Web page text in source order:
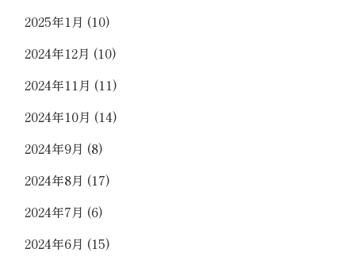
2025年1月 (10)
2024年12月 (10)
2024年11月 (11)
2024年10月 (14)
2024年9月 (8)
2024年8月 (17)
2024年7月 (6)
2024年6月 (15)